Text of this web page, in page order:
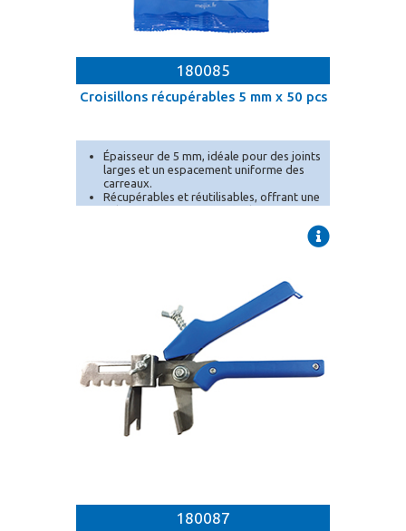
180085
Croisillons récupérables 5 mm x 50 pcs
Épaisseur de 5 mm, idéale pour des joints
larges et un espacement uniforme des
carreaux.
Récupérables et réutilisables, offrant une
solution économique et écologique pour
180087